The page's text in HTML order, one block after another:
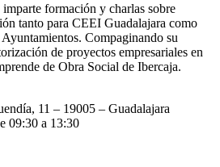
formación y charlas sobre
tanto para CEEI Guadalajara como
Compaginando su
de proyectos empresariales en
de Obra Social de Ibercaja.
11 – 19005 – Guadalajara
09:30 a 13:30